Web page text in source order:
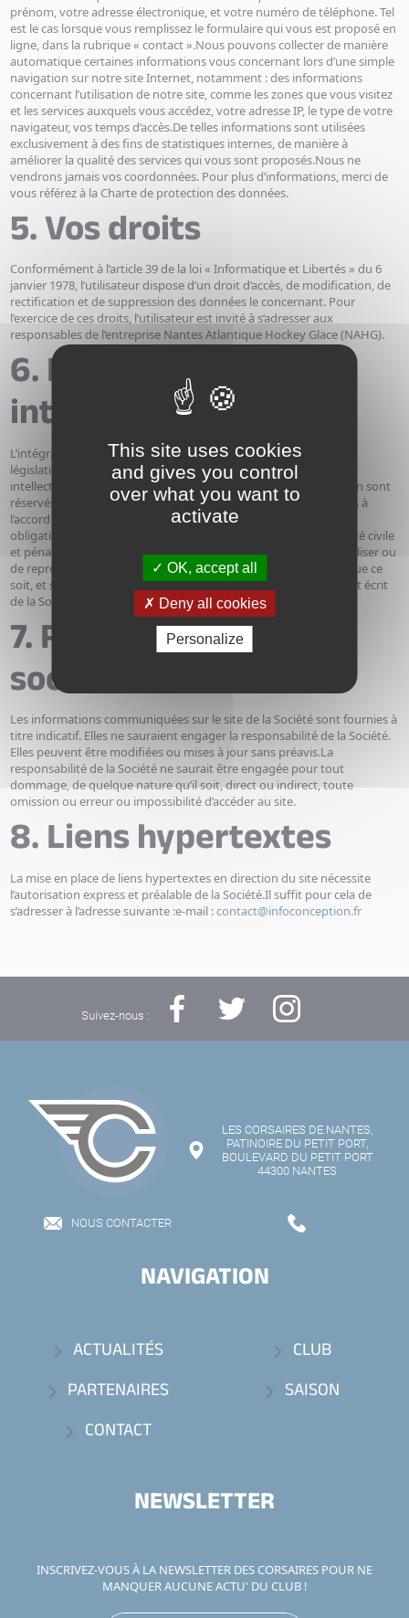
prénom, votre adresse électronique, et votre numéro de téléphone. Tel
est le cas lorsque vous remplissez le formulaire qui vous est proposé en
ligne, dans la rubrique « contact ».Nous pouvons collecter de manière
automatique certaines informations vous concernant lors d’une simple
navigation sur notre site Internet, notamment : des informations
concernant l’utilisation de notre site, comme les zones que vous visitez
et les services auxquels vous accédez, votre adresse IP, le type de votre
navigateur, vos temps d’accès.De telles informations sont utilisées
exclusivement à des fins de statistiques internes, de manière à
améliorer la qualité des services qui vous sont proposés.Nous ne
vendrons jamais vos coordonnées. Pour plus d’informations, merci de
vous référez à la Charte de protection des données.
5. Vos droits
Conformément à l’article 39 de la loi « Informatique et Libertés » du 6
janvier 1978, l’utilisateur dispose d’un droit d’accès, de modification, de
rectification et de suppression des données le concernant. Pour
l’exercice de ces droits, l’utilisateur est invité à s’adresser aux
responsables de l’entreprise Nantes Atlantique Hockey Glace (NAHG).
6. Propriété
intellectuelle
L’intégralité du site Internet de la Société est protégée par les
législations Françaises et Internationales relatives à la propriété
intellectuelle.Tous les droits de reproduction et de représentation sont
réservés.Toutes reproductions et représentations sont soumises à
l’accord exprès et préalable de la Société.Le non-respect de cette
obligation constitue une contrefaçon engageant la responsabilité civile
et pénale de son auteur.De même, il est strictement interdit d’utiliser ou
de reproduire le nom de la Société et son logo, à quelque titre que ce
soit, et sur quelque support que ce soit, sans l’accord préalable et écrit
de la Société.
7. Responsabilité de la
société
Les informations communiquées sur le site de la Société sont fournies à
titre indicatif. Elles ne sauraient engager la responsabilité de la Société.
Elles peuvent être modifiées ou mises à jour sans préavis.La
responsabilité de la Société ne saurait être engagée pour tout
dommage, de quelque nature qu’il soit, direct ou indirect, toute
omission ou erreur ou impossibilité d’accéder au site.
8. Liens hypertextes
La mise en place de liens hypertextes en direction du site nécessite
l’autorisation express et préalable de la Société.Il suffit pour cela de
s’adresser à l’adresse suivante :e-mail :contact@infoconception.fr
Suivez-nous :
LES CORSAIRES DE NANTES,
PATINOIRE DU PETIT PORT,
BOULEVARD DU PETIT PORT
44300 NANTES
NOUS CONTACTER
NAVIGATION
ACTUALITÉS
CLUB
PARTENAIRES
SAISON
CONTACT
NEWSLETTER
INSCRIVEZ-VOUS À LA NEWSLETTER DES CORSAIRES POUR NE
MANQUER AUCUNE ACTU' DU CLUB !
This site uses cookies
and gives you control
over what you want to
activate
OK, accept all
Deny all cookies
Personalize